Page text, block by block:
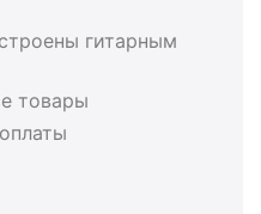
гитарным
товары